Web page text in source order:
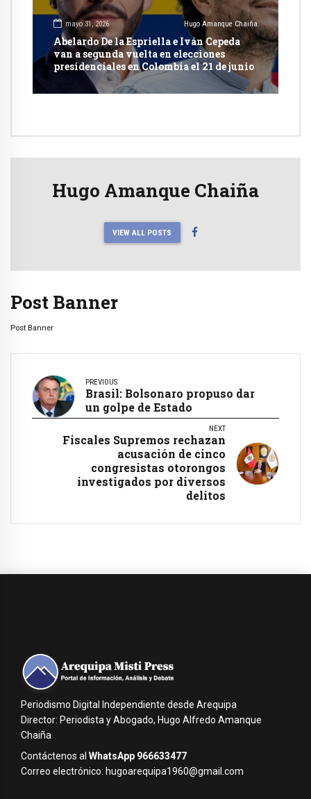
mayo 31, 2026 Hugo Amanque Chaiña
Abelardo De la Espriella e Iván Cepeda
van a segunda vuelta en elecciones
presidenciales en Colombia el 21 de junio
Hugo Amanque Chaiña
VIEW ALL POSTS
Post Banner
Post Banner
PREVIOUS
Brasil: Bolsonaro propuso dar
un golpe de Estado
NEXT
Fiscales Supremos rechazan
acusación de cinco
congresistas otorongos
investigados por diversos
delitos
Periodismo Digital Independiente desde Arequipa
Director: Periodista y Abogado, Hugo Alfredo Amanque
Chaiña
Contáctenos al WhatsApp 966633477
Correo electrónico: hugoarequipa1960@gmail.com